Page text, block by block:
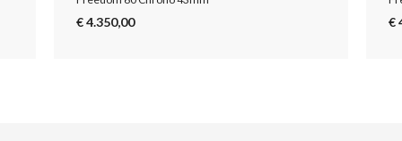
€ 4.350,00 €